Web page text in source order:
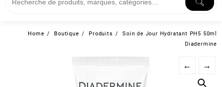
Home Boutique Produits
Soin de Jour Hydratant PH5 50ml
Diadermine
← →